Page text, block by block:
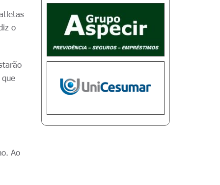
o
Ao